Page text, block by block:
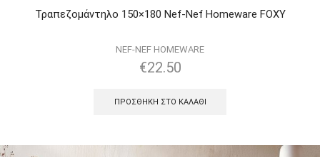
Τραπεζομάντηλo 150×180 Nef-Nef Homeware FOXY
NEF-NEF HOMEWARE
€22.50
ΠΡΟΣΘΉΚΗ ΣΤΟ ΚΑΛΆΘΙ